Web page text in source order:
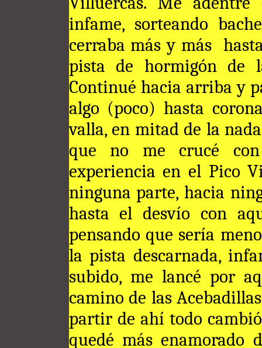
infame, sorteando
cerraba más y más
pista de hormigón de
Continué hacia arriba y
algo (poco) hasta
valla, en mitad de la
que no me crucé
experiencia en el Pico
ninguna parte, hacia
hasta el desvío con
pensando que sería
la pista descarnada,
subido, me lancé por
camino de las
partir de ahí todo
quedé más enamorado